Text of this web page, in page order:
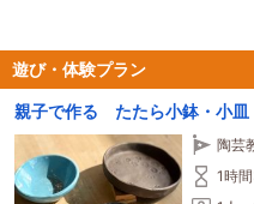
春は野焼き、夏は水遊び、秋は紅葉
自然を感じられるイベントも多数開
西日本最大級のドッグランやRVパー
旅行にもおすすめです。
遊び・体験プラン
親子で作る たたら小鉢・小皿
陶芸
1時